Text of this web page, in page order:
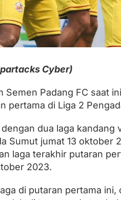
Cyber)
Semen Padang FC saat
pertama di Liga 2
dua laga kandang
Sumut jumat 13 oktober
laga terakhir putaran
2023.
di putaran pertama ini,